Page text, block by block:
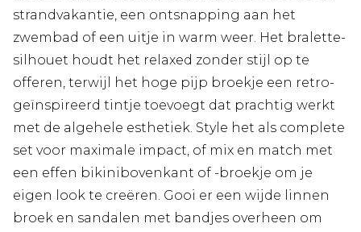
strandvakantie, een ontsnapping aan het
zwembad of een uitje in warm weer. Het bralette-
silhouet houdt het relaxed zonder stijl op te
offeren, terwijl het hoge pijp broekje een retro-
geïnspireerd tintje toevoegt dat prachtig werkt
met de algehele esthetiek. Style het als complete
set voor maximale impact, of mix en match met
een effen bikinibovenkant of -broekje om je
eigen look te creëren. Gooi er een wijde linnen
broek en sandalen met bandjes overheen om